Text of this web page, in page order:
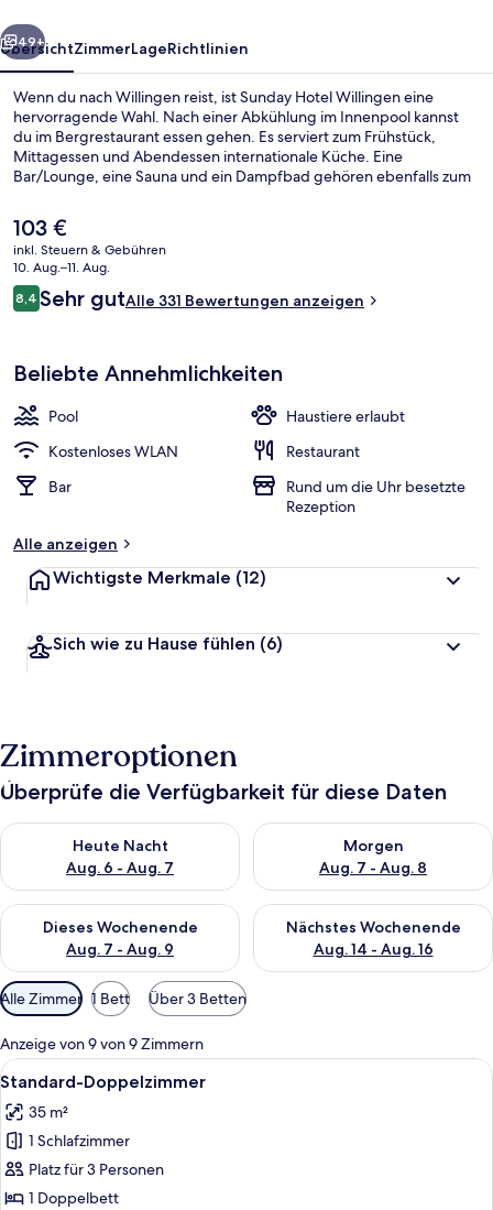
Weiter
49+
ÜbersichtZimmerLageRichtlinien
Wenn du nach Willingen reist, ist Sunday Hotel Willingen eine
hervorragende Wahl. Nach einer Abkühlung im Innenpool kannst
du im Bergrestaurant essen gehen. Es serviert zum Frühstück,
Mittagessen und Abendessen internationale Küche. Eine
Bar/Lounge, eine Sauna und ein Dampfbad gehören ebenfalls zum
den allgemeinen Zustand der Unterkunft.
Der
aktuelle
Preis
beträgt
103 €.
103 €
inkl. Steuern & Gebühren
10. Aug.–11. Aug.
Bewertungen
8,48,4 von 10.
Sehr gutAlle 331 Bewertungen anzeigen
Beliebte Annehmlichkeiten
Pool
Haustiere erlaubt
Kostenloses WLAN
Restaurant
Bar
Rund um die Uhr besetzte
Rezeption
Alle anzeigen
Wichtigste Merkmale (12)
Sich wie zu Hause fühlen (6)
Zimmeroptionen
Überprüfe die Verfügbarkeit für diese Daten
Heute Nacht
Aug. 6 - Aug. 7
Überprüfe die Verfügbarkeit für heute Nacht, Aug. 6 - Aug. 7.
Morgen
Aug. 7 - Aug. 8
Überprüfe die Verfügbarkeit
Dieses Wochenende
Aug. 7 - Aug. 9
Überprüfe die Verfügbarkeit für dieses Wochenende, Aug. 7
Nächstes Wochenende
Aug. 14 - Aug. 16
Überprüfe die Verfügbarkeit
Verfügbare
Filter
für
Zimmer
Alle Zimmer 1 Bett Über 3 Betten
Anzeige von 9 von 9 Zimmern
Alle
Fotos
für
Standard-
Doppelzimmer
anzeigen
Standard-Doppelzimmer |
7
Standard-Doppelzimmer
35 m²
1 Schlafzimmer
Platz für 3 Personen
1 Doppelbett